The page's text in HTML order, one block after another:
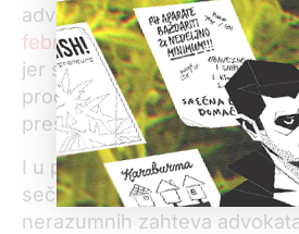
advokata. Poslednje
februarukada se pojedini
jer su zahtevali da se
prođu sednice Apelacionog
presudu za šverc kokaina.
I u postpuku za šverc droge
sečesto odlagala, ponekad,
nerazumnih zahteva